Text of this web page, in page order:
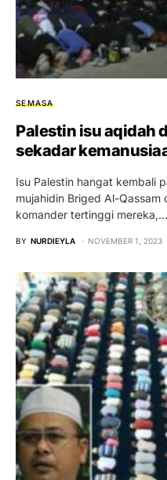
SEMASA
Palestin isu aqidah
sekadar
Isu Palestin hangat kembali
mujahidin Briged Al-Qassam
komander tertinggi mereka,…
BY NURDIEYLA NOVEMBER 1, 2023